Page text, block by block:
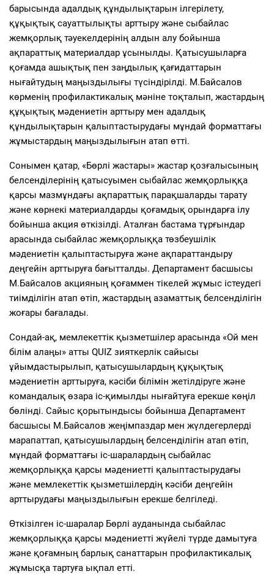
барысында адалдық құндылықтарын ілгерілету,
құқықтық сауаттылықты арттыру және сыбайлас
жемқорлық тәуекелдерінің алдын алу бойынша
ақпараттық материалдар ұсынылды. Қатысушыларға
қоғамда ашықтық пен заңдылық қағидаттарын
нығайтудың маңыздылығы түсіндірілді. М.Байсалов
көрменің профилактикалық мәніне тоқталып, жастардың
құқықтық мәдениетін арттыру мен адалдық
құндылықтарын қалыптастырудағы мұндай форматтағы
жұмыстардың маңыздылығын атап өтті.
Сонымен қатар, «Бөрлі жастары» жастар қозғалысының
белсенділерінің қатысуымен сыбайлас жемқорлыққа
қарсы мазмұндағы ақпараттық парақшаларды тарату
және көрнекі материалдарды қоғамдық орындарға ілу
бойынша акция өткізілді. Аталған бастама тұрғындар
арасында сыбайлас жемқорлыққа төзбеушілік
мәдениетін қалыптастыруға және ақпараттандыру
деңгейін арттыруға бағытталды. Департамент басшысы
М.Байсалов акцияның қоғаммен тікелей жұмыс істеудегі
тиімділігін атап өтіп, жастардың азаматтық белсенділігін
жоғары бағалады.
Сондай-ақ, мемлекеттік қызметшілер арасында «Ой мен
білім алаңы» атты QUIZ зияткерлік сайысы
ұйымдастырылып, қатысушылардың құқықтық
мәдениетін арттыруға, кәсіби білімін жетілдіруге және
командалық өзара іс-қимылды нығайтуға ерекше көңіл
бөлінді. Сайыс қорытындысы бойынша Департамент
басшысы М.Байсалов жеңімпаздар мен жүлдегерлерді
марапаттап, қатысушылардың белсенділігін атап өтіп,
мұндай форматтағы іс-шаралардың сыбайлас
жемқорлыққа қарсы мәдениетті қалыптастырудағы
және мемлекеттік қызметшілердің кәсіби деңгейін
арттырудағы маңыздылығын ерекше белгіледі.
Өткізілген іс-шаралар Бөрлі ауданында сыбайлас
жемқорлыққа қарсы мәдениетті жүйелі түрде дамытуға
және қоғамның барлық санаттарын профилактикалық
жұмысқа тартуға ықпал етті.